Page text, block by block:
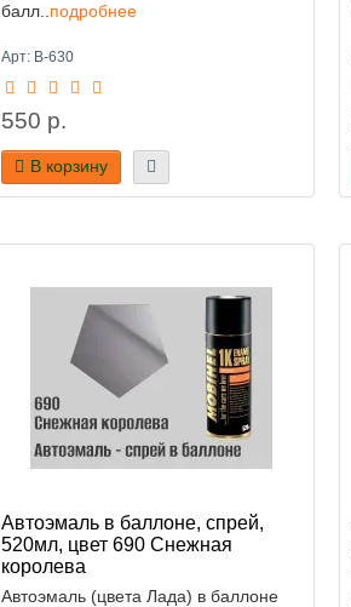
балл.. подробнее
Арт: B-630
550 р.
В корзину
Автоэмаль в баллоне, спрей,
520мл, цвет 690 Снежная
королева
Автоэмаль (цвета Лада) в баллоне